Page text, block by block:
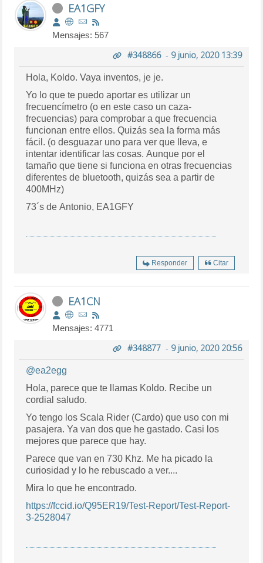
EA1GFY
Mensajes: 567
#348866- 9 junio, 2020 13:39
Hola, Koldo. Vaya inventos, je je.
Yo lo que te puedo aportar es utilizar un
frecuencímetro (o en este caso un caza-
frecuencias) para comprobar a que frecuencia
funcionan entre ellos. Quizás sea la forma más
fácil. (o desguazar uno para ver que lleva, e
intentar identificar las cosas. Aunque por el
tamaño que tiene si funciona en otras frecuencias
diferentes de bluetooth, quizás sea a partir de
400MHz)
73´s de Antonio, EA1GFY
Responder Citar
EA1CN
Mensajes: 4771
#348877- 9 junio, 2020 20:56
@ea2egg
Hola, parece que te llamas Koldo. Recibe un
cordial saludo.
Yo tengo los Scala Rider (Cardo) que uso con mi
pasajera. Ya van dos que he gastado. Casi los
mejores que parece que hay.
Parece que van en 730 Khz. Me ha picado la
curiosidad y lo he rebuscado a ver....
Mira lo que he encontrado.
https://fccid.io/Q95ER19/Test-Report/Test-Report-
3-2528047